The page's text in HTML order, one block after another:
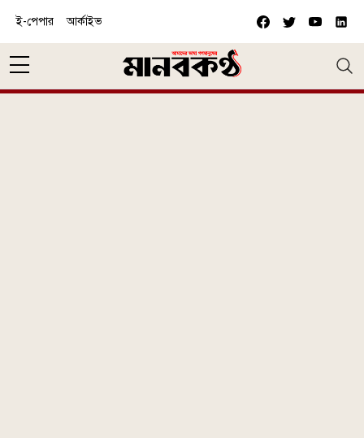
ই-পেপার আর্কাইভ